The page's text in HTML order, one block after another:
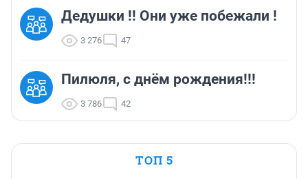
Дедушки !! Они уже побежали !
3 276 47
Пилюля, с днём рождения!!!
3 786 42
ТОП 5